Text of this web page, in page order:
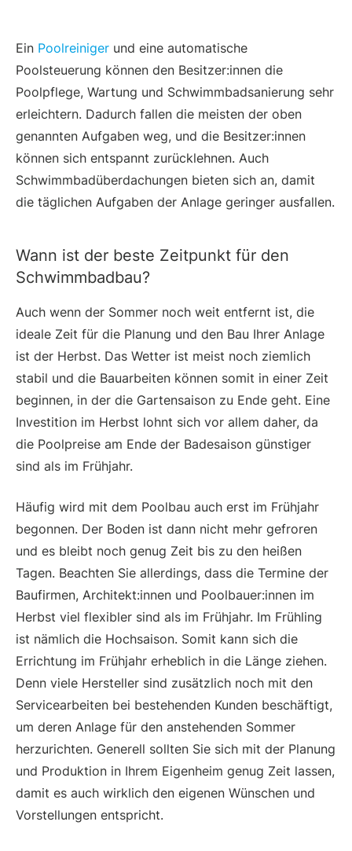
Ein Poolreiniger und eine automatische
Poolsteuerung können den Besitzer:innen die
Poolpflege, Wartung und Schwimmbadsanierung sehr
erleichtern. Dadurch fallen die meisten der oben
genannten Aufgaben weg, und die Besitzer:innen
können sich entspannt zurücklehnen. Auch
Schwimmbadüberdachungen bieten sich an, damit
die täglichen Aufgaben der Anlage geringer ausfallen.
Wann ist der beste Zeitpunkt für den
Schwimmbadbau?
Auch wenn der Sommer noch weit entfernt ist, die
ideale Zeit für die Planung und den Bau Ihrer Anlage
ist der Herbst. Das Wetter ist meist noch ziemlich
stabil und die Bauarbeiten können somit in einer Zeit
beginnen, in der die Gartensaison zu Ende geht. Eine
Investition im Herbst lohnt sich vor allem daher, da
die Poolpreise am Ende der Badesaison günstiger
sind als im Frühjahr.
Häufig wird mit dem Poolbau auch erst im Frühjahr
begonnen. Der Boden ist dann nicht mehr gefroren
und es bleibt noch genug Zeit bis zu den heißen
Tagen. Beachten Sie allerdings, dass die Termine der
Baufirmen, Architekt:innen und Poolbauer:innen im
Herbst viel flexibler sind als im Frühjahr. Im Frühling
ist nämlich die Hochsaison. Somit kann sich die
Errichtung im Frühjahr erheblich in die Länge ziehen.
Denn viele Hersteller sind zusätzlich noch mit den
Servicearbeiten bei bestehenden Kunden beschäftigt,
um deren Anlage für den anstehenden Sommer
herzurichten. Generell sollten Sie sich mit der Planung
und Produktion in Ihrem Eigenheim genug Zeit lassen,
damit es auch wirklich den eigenen Wünschen und
Vorstellungen entspricht.